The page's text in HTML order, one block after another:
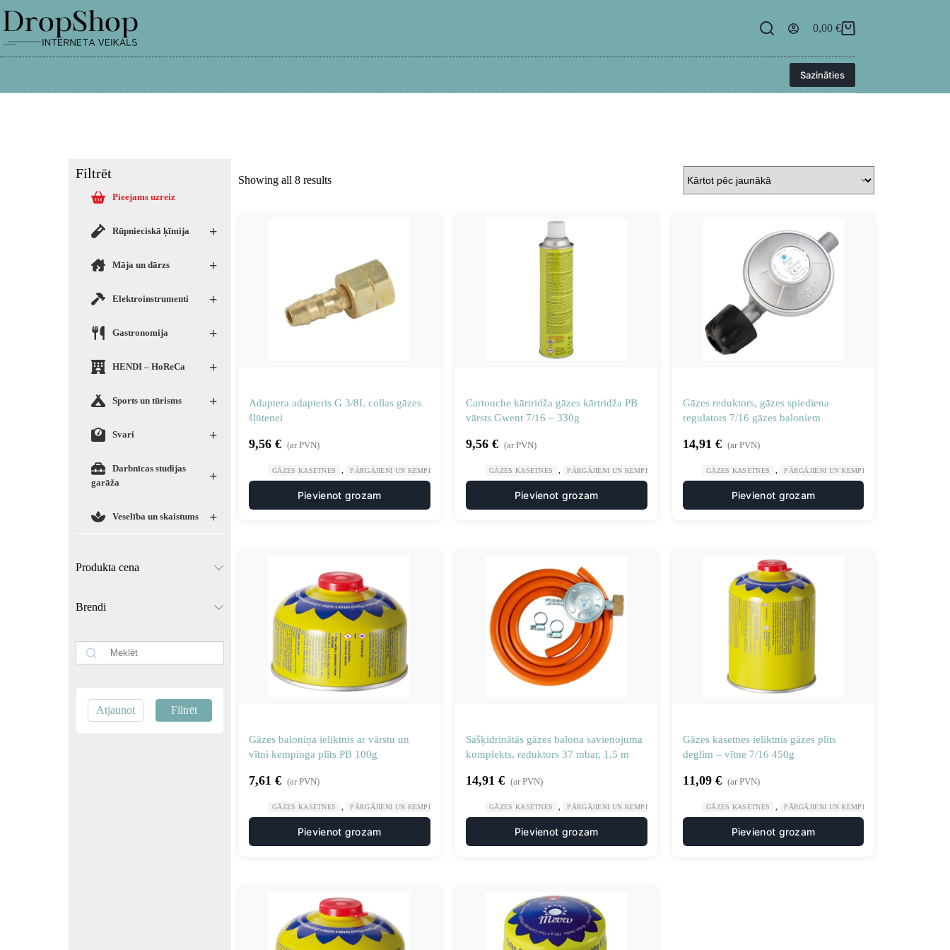
0,00 €
Sazināties
Filtrēt
Pieejams uzreiz
+
Rūpnieciskā ķīmija
+
Māja un dārzs
+
Elektroinstrumenti
+
Gastronomija
+
HENDI – HoReCa
+
Sports un tūrisms
+
Svari
+
Darbnīcas studijas
garāža
+
Veselība un skaistums
Produkta cena
Brendi
Filtrēt
Atjaunot
Showing all 8 results
Adaptera adapteris G 3/8L collas gāzes
šļūtenei
9,56 € (ar PVN)
GĀZES KASETNES PĀRGĀJIENI UN KEMPINGS SPORTS UN TŪRISMS
Pievienot grozam
Cartouche kārtridža gāzes kārtridža PB
vārsts Gwent 7/16 – 330g
9,56 € (ar PVN)
GĀZES KASETNES PĀRGĀJIENI UN KEMPINGS SPORTS UN TŪRISMS
Pievienot grozam
Gāzes reduktors, gāzes spiediena
regulators 7/16 gāzes baloniem
14,91 € (ar PVN)
GĀZES KASETNES PĀRGĀJIENI UN KEMPINGS
Pievienot grozam
Gāzes baloniņa ieliktnis ar vārstu un
vītni kempinga plīts PB 100g
7,61 € (ar PVN)
GĀZES KASETNES PĀRGĀJIENI UN KEMPINGS SPORTS UN TŪRISMS
Pievienot grozam
Sašķidrinātās gāzes balona savienojuma
komplekts, reduktors 37 mbar, 1,5 m
14,91 € (ar PVN)
GĀZES KASETNES PĀRGĀJIENI UN KEMPINGS SPORTS UN TŪRISMS
Pievienot grozam
Gāzes kasetnes ieliktnis gāzes plīts
deglim – vītne 7/16 450g
11,09 € (ar PVN)
GĀZES KASETNES PĀRGĀJIENI UN KEMPINGS
Pievienot grozam